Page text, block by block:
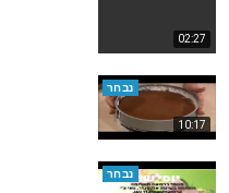
02:27
10:17
נבחר
נבחר